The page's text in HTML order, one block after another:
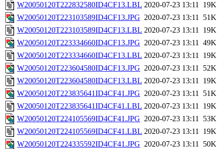
W20050120T222832580ID4CF13.LBL 2020-07-23 13:11 19K
W20050120T223103589ID4CF13.JPG 2020-07-23 13:11 51K
W20050120T223103589ID4CF13.LBL 2020-07-23 13:11 19K
W20050120T223334660ID4CF13.JPG 2020-07-23 13:11 49K
W20050120T223334660ID4CF13.LBL 2020-07-23 13:11 19K
W20050120T223604580ID4CF13.JPG 2020-07-23 13:11 52K
W20050120T223604580ID4CF13.LBL 2020-07-23 13:11 19K
W20050120T223835641ID4CF41.JPG 2020-07-23 13:11 51K
W20050120T223835641ID4CF41.LBL 2020-07-23 13:11 19K
W20050120T224105569ID4CF41.JPG 2020-07-23 13:11 53K
W20050120T224105569ID4CF41.LBL 2020-07-23 13:11 19K
W20050120T224335592ID4CF41.JPG 2020-07-23 13:11 50K